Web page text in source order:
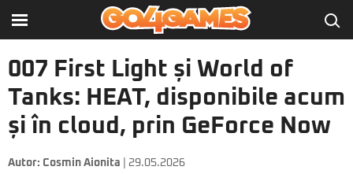
007 First Light și World of
Tanks: HEAT, disponibile acum
și în cloud, prin GeForce Now
Autor: Cosmin Aionita | 29.05.2026